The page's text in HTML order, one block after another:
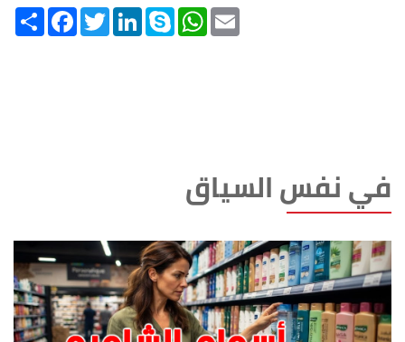
Share FacebookTwitterLinkedInSkype WhatsApp
في نفس السياق